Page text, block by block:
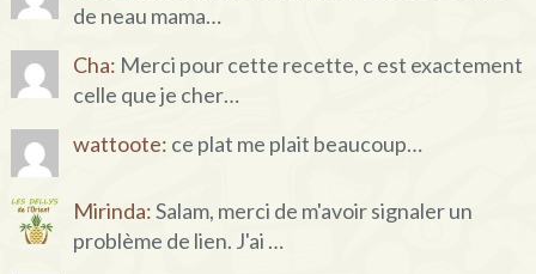
de neau mama…
Cha: Merci pour cette recette, c est exactement
celle que je cher…
wattoote: ce plat me plait beaucoup…
Mirinda:Salam, merci de m'avoir signaler un
problème de lien. J'ai …